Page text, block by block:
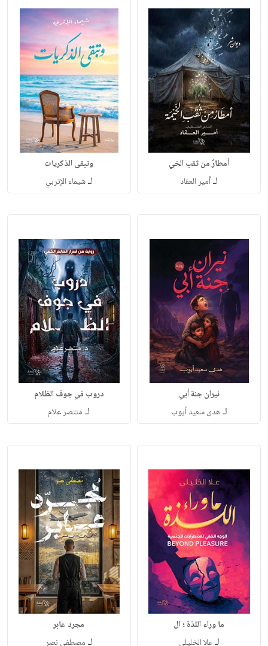
أمطارٌ من ثقب الخي
لـأمير العقاد
وتبقى الذكريات
لـشيماء الإتربي
نيران جنة أبي
لـ هدى سعيد أيوب
دروب في جوف الظلام
لـ منتصر علام
ما وراء اللذة ؛ ال مجرد عابر